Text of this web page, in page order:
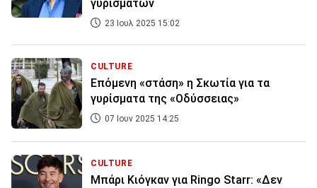
γυρισμάτων
23 Ιουλ 2025 15:02
CULTURE
Επόμενη «στάση» η Σκωτία για τα
γυρίσματα της «Οδύσσειας»
07 Ιουν 2025 14:25
CULTURE
Μπάρι Κιόγκαν για Ringo Starr: «Δεν